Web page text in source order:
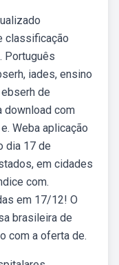
classificação
Português
iades, ensino
de
download com
Weba aplicação
dia 17 de
em cidades
com.
em 17/12! O
brasileira de
com a oferta de.